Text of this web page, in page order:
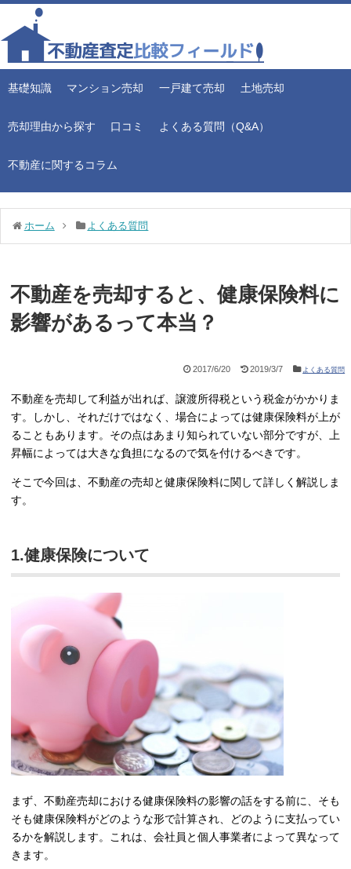
基礎知識 マンション売却 一戸建て売却 土地売却
売却理由から探す 口コミ よくある質問（Q&A）
不動産に関するコラム
ホーム よくある質問
不動産を売却すると、健康保険料に
影響があるって本当？
2017/6/20 2019/3/7 よくある質問
不動産を売却して利益が出れば、譲渡所得税という税金がかかりま
す。しかし、それだけではなく、場合によっては健康保険料が上が
ることもあります。その点はあまり知られていない部分ですが、上
昇幅によっては大きな負担になるので気を付けるべきです。
そこで今回は、不動産の売却と健康保険料に関して詳しく解説しま
す。
1.健康保険について
まず、不動産売却における健康保険料の影響の話をする前に、そも
そも健康保険料がどのような形で計算され、どのように支払ってい
るかを解説します。これは、会社員と個人事業者によって異なって
きます。